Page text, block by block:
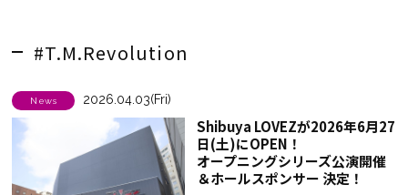
#T.M.Revolution
News 2026.04.03(Fri)
Shibuya LOVEZが2026年6月27
日(土)にOPEN！
オープニングシリーズ公演開催
＆ホールスポンサー 決定！